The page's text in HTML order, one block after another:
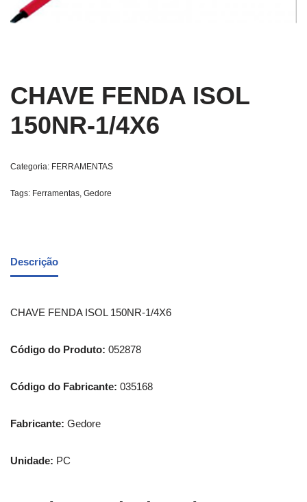
CHAVE FENDA ISOL
150NR-1/4X6
Categoria: FERRAMENTAS
Tags: Ferramentas, Gedore
Descrição
CHAVE FENDA ISOL 150NR-1/4X6
Código do Produto: 052878
Código do Fabricante: 035168
Fabricante: Gedore
Unidade: PC